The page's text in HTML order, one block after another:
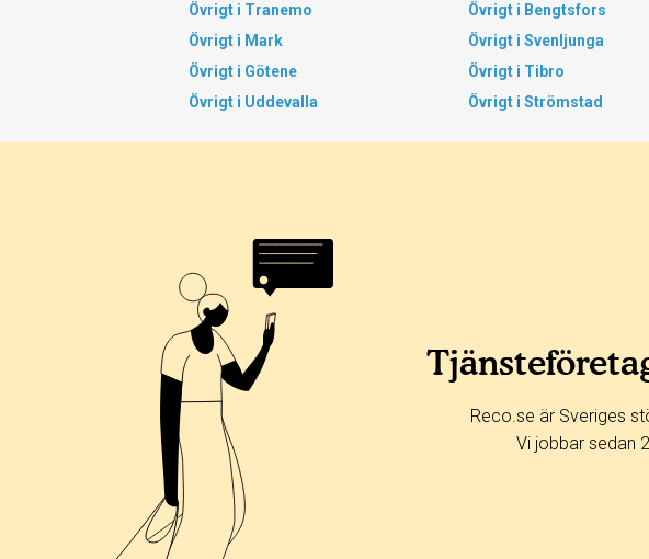
Övrigt i Tranemo
Övrigt i Bengtsfors
Övrigt i Mark
Övrigt i Svenljunga
Övrigt i Götene
Övrigt i Tibro
Övrigt i Uddevalla
Övrigt i Strömstad
Reco.se är Sveriges
Vi jobbar sedan